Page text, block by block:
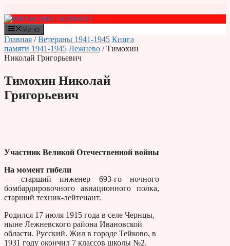
к
содержимому
Меню
Главная /Ветераны 1941-1945 Книга
памяти 1941-1945 Лежнево / Тимохин
Николай Григорьевич
Тимохин Николай
Григорьевич
Участник Великой Отечественной войны
На момент гибели
— старший инженер 693-го ночного
бомбардировочного авиационного полка,
старший техник-лейтенант.
Родился 17 июля 1915 года в селе Чернцы,
ныне Лежневского района Ивановской
области. Русский. Жил в городе Тейково, в
1931 году окончил 7 классов школы №2.